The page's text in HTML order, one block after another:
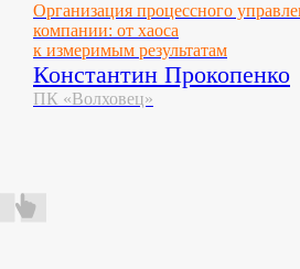
Организация процессного
компании: от хаоса
к измеримым результатам
Константин Прокопенко
ПК «Волховец»